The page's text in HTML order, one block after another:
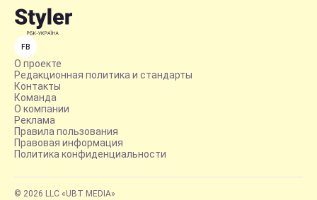
FB
О проекте
Редакционная политика и стандарты
Контакты
Команда
О компании
Реклама
Правила пользования
Правовая информация
Политика конфиденциальности
© 2026 LLC «UBT MEDIA»